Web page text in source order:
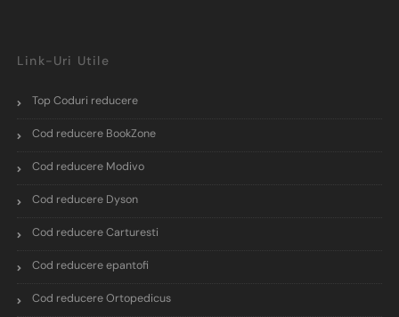
Link-Uri Utile
Top Coduri reducere
Cod reducere BookZone
Cod reducere Modivo
Cod reducere Dyson
Cod reducere Carturesti
Cod reducere epantofi
Cod reducere Ortopedicus